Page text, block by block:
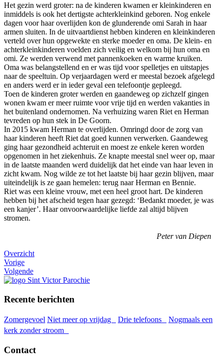
Het gezin werd groter: na de kinderen kwamen er kleinkinderen en
inmiddels is ook het dertigste achterkleinkind geboren. Nog enkele
dagen voor haar overlijden kon de glunderende omi Sarah in haar
armen sluiten. In de uitvaartdienst hebben kinderen en kleinkinderen
verteld over hun opgewekte en sterke moeder en oma. De klein- en
achterkleinkinderen voelden zich veilig en welkom bij hun oma en
omi. Ze werden verwend met pannenkoeken en warme kruiken.
Oma was belangstellend en er was tijd voor spelletjes en uitstapjes
naar de speeltuin. Op verjaardagen werd er meestal bezoek afgelegd
en anders werd er in ieder geval een telefoontje gepleegd.
Toen de kinderen groter werden en gaandeweg op zichzelf gingen
wonen kwam er meer ruimte voor vrije tijd en werden vakanties in
het buitenland ondernomen. Na verhuizing waren Riet en Herman
tevreden op hun stek in De Goorn.
In 2015 kwam Herman te overlijden. Omringd door de zorg van
haar kinderen heeft Riet dat goed kunnen verwerken. Gaandeweg
ging haar gezondheid achteruit en moest ze enkele keren worden
opgenomen in het ziekenhuis. Ze knapte meestal snel weer op, maar
in de laatste maanden werd duidelijk dat het einde van haar leven in
zicht kwam. Nog wilde ze tot het laatste bij haar gezin blijven, maar
uiteindelijk is ze gaan hemelen: terug naar Herman en Bennie.
Riet was een kleine vrouw, met een heel groot hart. De kinderen
hebben bij het afscheid tegen haar gezegd: ‘Bedankt moeder, je was
een kanjer’. Haar onvoorwaardelijke liefde zal altijd blijven
stromen.
Peter van Diepen
Overzicht
Vorige
Volgende
Recente berichten
Zomergevoel Niet meer op vrijdag Drie telefoons
Nogmaals een
kerk zonder stroom
Contact